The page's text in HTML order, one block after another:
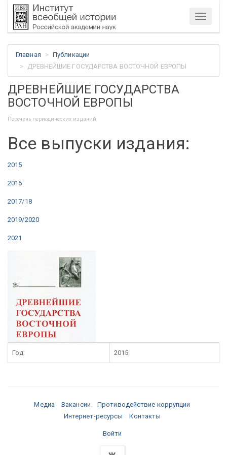
Меню
Главная
Публикации
ДРЕВНЕЙШИЕ ГОСУДАРСТВА ВОСТОЧНОЙ ЕВРОПЫ
ДРЕВНЕЙШИЕ ГОСУДАРСТВА
ВОСТОЧНОЙ ЕВРОПЫ
Перечень периодических изданий
Все выпуски издания:
2015
2016
2017/18
2019/2020
2021
Год: 2015
Медиа Вакансии
Противодействие коррупции
Интернет-ресурсы
Контакты
Войти